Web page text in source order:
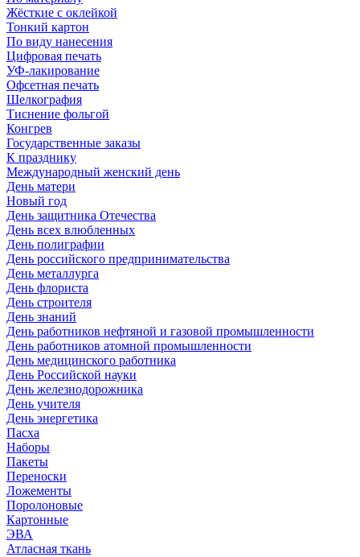
Жёсткие с оклейкой
Тонкий картон
По виду нанесения
Цифровая печать
УФ-лакирование
Офсетная печать
Шелкография
Тиснение фольгой
Конгрев
Государственные заказы
К празднику
Международный женский день
День матери
Новый год
День защитника Отечества
День всех влюбленных
День полиграфии
День российского предпринимательства
День металлурга
День флориста
День строителя
День знаний
День работников нефтяной и газовой промышленности
День работников атомной промышленности
День медицинского работника
День Российской науки
День железнодорожника
День учителя
День энергетика
Пасха
Наборы
Пакеты
Переноски
Ложементы
Поролоновые
Картонные
ЭВА
Атласная ткань